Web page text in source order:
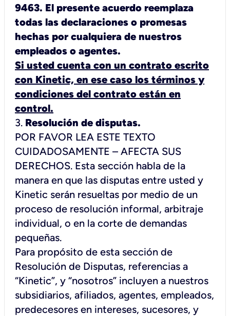
9463. El presente acuerdo reemplaza
todas las declaraciones o promesas
hechas por cualquiera de nuestros
Si usted cuenta con un contrato escrito
con Kinetic, en ese caso los términos y
condiciones del contrato están en
control.
3. Resolución de disputas.
POR FAVOR LEA ESTE TEXTO
CUIDADOSAMENTE – AFECTA SUS
DERECHOS. Esta sección habla de la
manera en que las disputas entre usted y
Kinetic serán resueltas por medio de un
proceso de resolución informal, arbitraje
individual, o en la corte de demandas
pequeñas.
Para propósito de esta sección de
Resolución de Disputas, referencias a
“Kinetic”, y “nosotros” incluyen a nuestros
subsidiarios, afiliados, agentes, empleados,
predecesores en intereses, sucesores, y